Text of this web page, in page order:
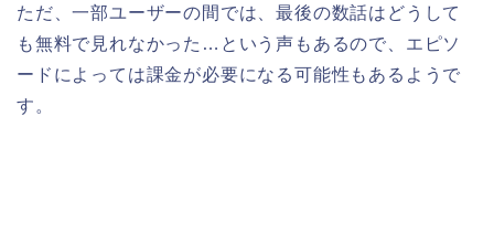
ただ、一部ユーザーの間では、最後の数話はどうして
も無料で見れなかった…という声もあるので、エピソ
ードによっては課金が必要になる可能性もあるようで
す。